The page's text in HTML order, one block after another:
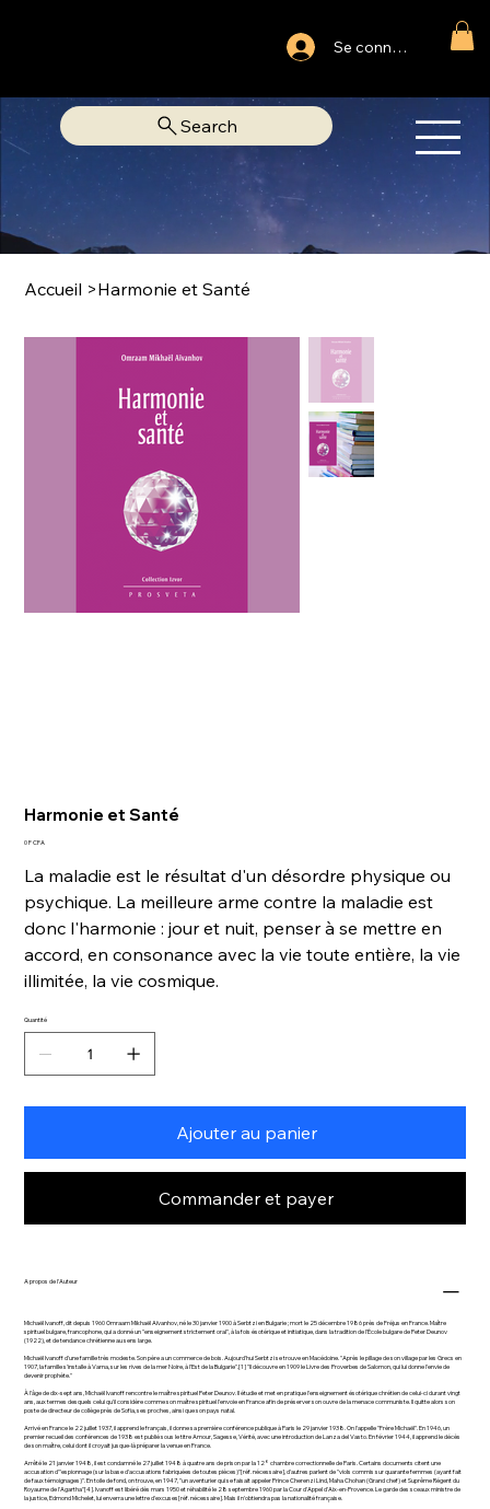
Se connecter
Accueil >Harmonie et Santé
Harmonie et Santé
Prix
0 F CFA
La maladie est le résultat d'un désordre physique ou
psychique. La meilleure arme contre la maladie est
donc l'harmonie : jour et nuit, penser à se mettre en
accord, en consonance avec la vie toute entière, la vie
illimitée, la vie cosmique.
Quantité
Ajouter au panier
Commander et payer
A propos de l'Auteur
Michaël Ivanoff, dit depuis 1960 Omraam Mikhaël Aïvanhov, né le 30 janvier 1900 à Serbtzi en Bulgarie ; mort le 25 décembre 1986 près de Fréjus en France. Maître
spirituel bulgare, francophone, qui a donné un "enseignement strictement oral", à la fois ésotérique et initiatique, dans la tradition de l'École bulgare de Peter Deunov
(1922), et de tendance chrétienne au sens large.
Michaël Ivanoff d'une famille très modeste. Son père a un commerce de bois. Aujourd'hui Serbtzi se trouve en Macédoine. "Après le pillage de son village par les Grecs en
1907, la famille s'installe à Varna, sur les rives de la mer Noire, à l'Est de la Bulgarie".[1] "Il découvre en 1909 le Livre des Proverbes de Salomon, qui lui donne l'envie de
devenir prophète."
À l'âge de dix-sept ans, Michaël Ivanoff rencontre le maître spirituel Peter Deunov. Il étudie et met en pratique l'enseignement ésotérique chrétien de celui-ci durant vingt
ans, aux termes desquels celui qu'il considère comme son maître spirituel l'envoie en France afin de préserver son ouvre de la menace communiste. Il quitte alors son
poste de directeur de collège près de Sofia, ses proches, ainsi que son pays natal.
Arrivé en France le 22 juillet 1937, il apprend le français, il donne sa première conférence publique à Paris le 29 janvier 1938. On l'appelle "Frère Michaël". En 1946, un
premier recueil des conférences de 1938 est publié sous le titre Amour, Sagesse, Vérité, avec une introduction de Lanza del Vasto. En février 1944, il apprend le décès
de son maître, celui dont il croyait jusque-là préparer la venue en France.
Arrêté le 21 janvier 1948, il est condamné le 27 juillet 1948 à quatre ans de prison par la 12° chambre correctionnelle de Paris. Certains documents citent une
accusation d'"espionnage (sur la base d'accusations fabriquées de toutes pièces)"[réf. nécessaire], d'autres parlent de "viols commis sur quarante femmes (ayant fait
de faux témoignages)". En toile de fond, on trouve, en 1947, "un aventurier qui se faisait appeler Prince Cherenzi Lind, Maha Chohan (Grand chef) et Suprême Régent du
Royaume de l'Agartha"[4]. Ivanoff est libéré dès mars 1950 et réhabilité le 28 septembre 1960 par la Cour d'Appel d'Aix-en-Provence. Le garde des sceaux ministre de
la justice, Edmond Michelet, lui enverra une lettre d'excuses[réf. nécessaire]. Mais il n'obtiendra pas la nationalité française.
LIBRAIRIE SPIRITUELLESearch